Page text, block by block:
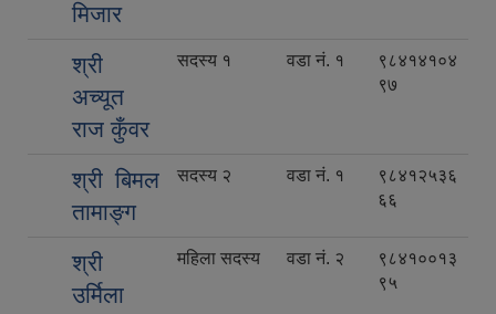
मिजार
श्री
अच्यूत
राज कुँवर
सदस्य १ वडा नं. १
९८४१४१०४
९७
श्री बिमल
तामाङ्ग
सदस्य २ वडा नं. १
९८४१२५३६
६६
श्री
उर्मिला
महिला सदस्य वडा नं. २
९८४१००१३
९५